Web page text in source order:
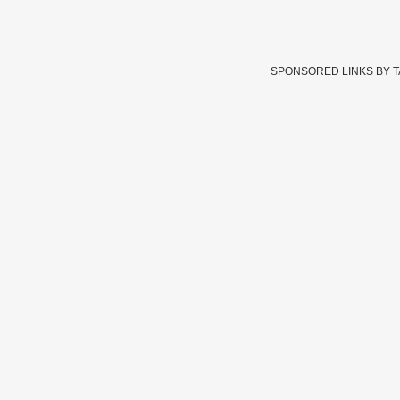
SPONSORED LINKS BY